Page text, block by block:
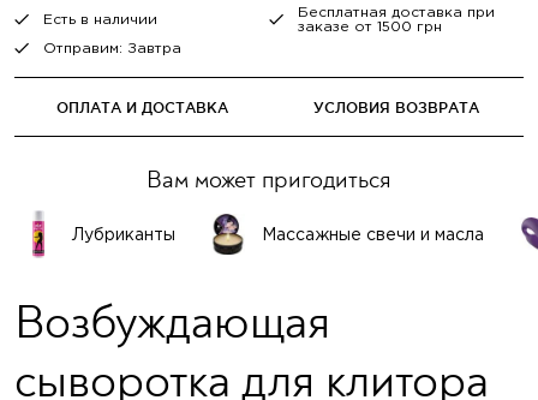
Есть в наличии
Бесплатная доставка при
заказе от 1500 грн
Отправим: Завтра
ОПЛАТА И ДОСТАВКА УСЛОВИЯ ВОЗВРАТА
Вам может пригодиться
Лубриканты Массажные свечи и масла
Возбуждающая
сыворотка для клитора